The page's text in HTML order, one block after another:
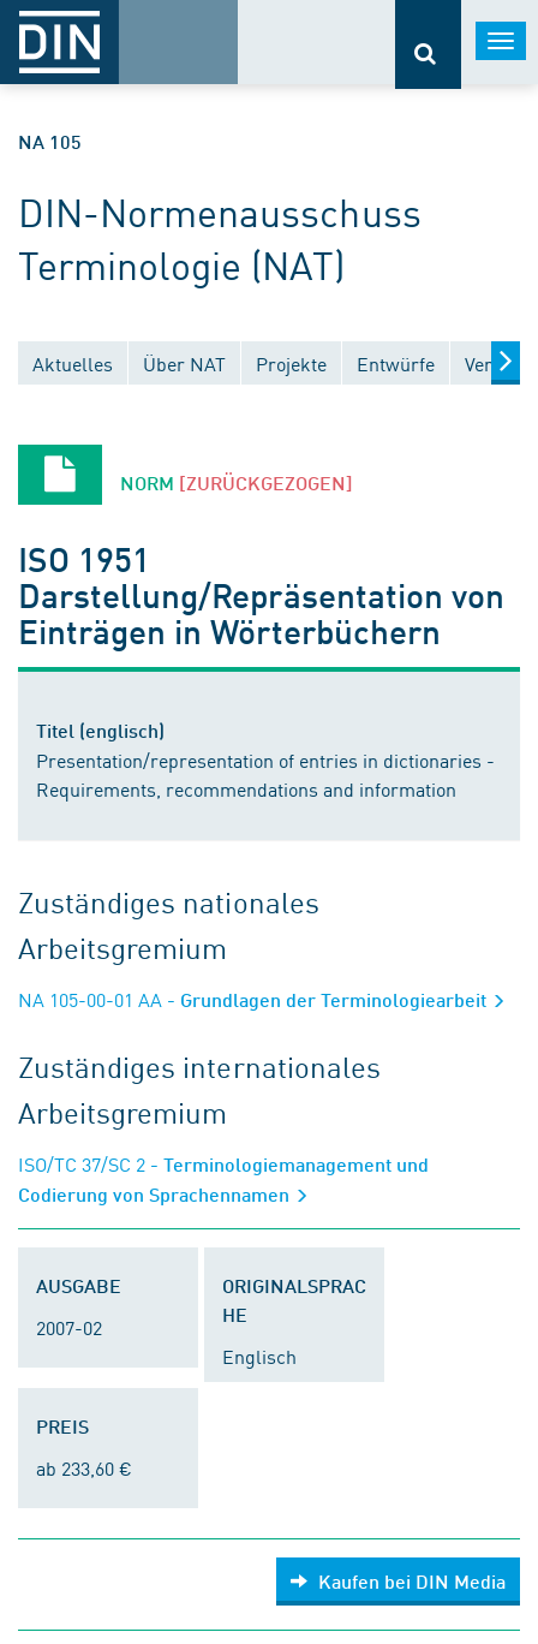
NA 105
DIN-Normenausschuss
Terminologie (NAT)
Aktuelles Über NAT Projekte Entwürfe
NORM [ZURÜCKGEZOGEN]
ISO 1951
Darstellung/Repräsentation von
Einträgen in Wörterbüchern
Titel (englisch)
Presentation/representation of entries in dictionaries -
Requirements, recommendations and information
Zuständiges nationales
Arbeitsgremium
NA 105-00-01 AA - Grundlagen der Terminologiearbeit
Zuständiges internationales
Arbeitsgremium
ISO/TC 37/SC 2 - Terminologiemanagement und
Codierung von Sprachennamen
AUSGABE
2007-02
ORIGINALSPRAC
HE
Englisch
PREIS
ab 233,60 €
Kaufen bei DIN Media